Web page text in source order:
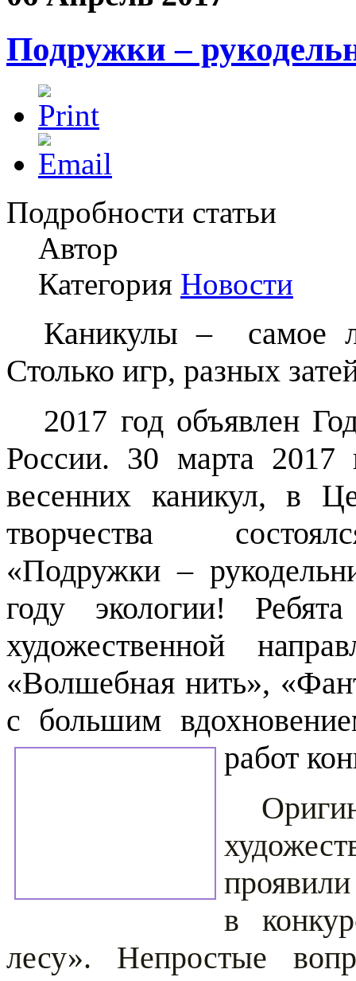
Подружки –
Подробности статьи
Автор
Категория Новости
Каникулы – самое
Столько игр, разных
2017 год объявлен
России. 30 марта 2017
весенних каникул, в
творчества
«Подружки –
году экологии!
художественной
«Волшебная нить»,
с большим
работ
в
лесу». Непростые